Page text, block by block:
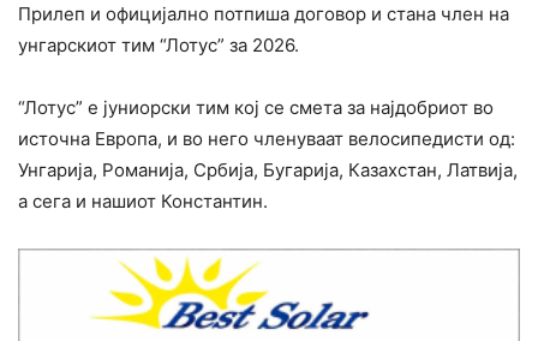
Прилеп и официјално потпиша договор и стана член на
унгарскиот тим “Лотус” за 2026.
“Лотус” е јуниорски тим кој се смета за најдобриот во
источна Европа, и во него членуваат велосипедисти од:
Унгарија, Романија, Србија, Бугарија, Казахстан, Латвија,
a сега и нашиот Константин.